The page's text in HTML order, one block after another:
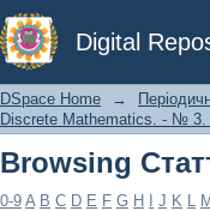
Digital
Browsing
DSpace Home →
Discrete Mathematics. - № 3.
Browsing
0-9 A B C D E F G H J K L M